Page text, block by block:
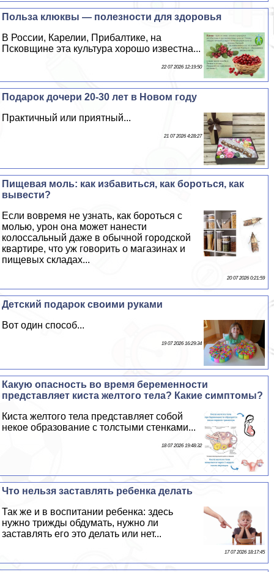
Польза клюквы — полезности для здоровья
В России, Карелии, Прибалтике, на
Псковщине эта культура хорошо известна...
22 07 2026 12:19:50
Подарок дочери 20-30 лет в Новом году
Пpaктичный или приятный...
21 07 2026 4:28:27
Пищевая моль: как избавиться, как бороться, как
вывести?
Если вовремя не узнать, как бороться с
молью, урон она может нанести
колоссальный даже в обычной городской
квартире, что уж говорить о магазинах и
пищевых складах...
20 07 2026 0:21:59
Детский подарок своими руками
Вот один способ...
19 07 2026 16:29:34
Какую опасность во время беременности
представляет киста желтого тела? Какие симптомы?
Киста желтого тела представляет собой
некое образование с толстыми стенками...
18 07 2026 19:48:32
Что нельзя заставлять ребенка делать
Так же и в воспитании ребенка: здесь
нужно трижды обдумать, нужно ли
заставлять его это делать или нет...
17 07 2026 18:17:45